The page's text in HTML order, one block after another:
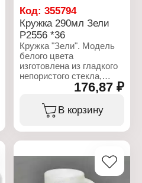
Код:355794
Кружка 290мл Зели
P2556 *36
Кружка "Зели". Модель
белого цвета
изготовлена из гладкого
непористого стекла,
исключающего
проникновение бактерий.
Процедура упрочнения
стекла при производстве
микроволновках,
посудомоечных
машинах,
176,87 ₽
В корзину